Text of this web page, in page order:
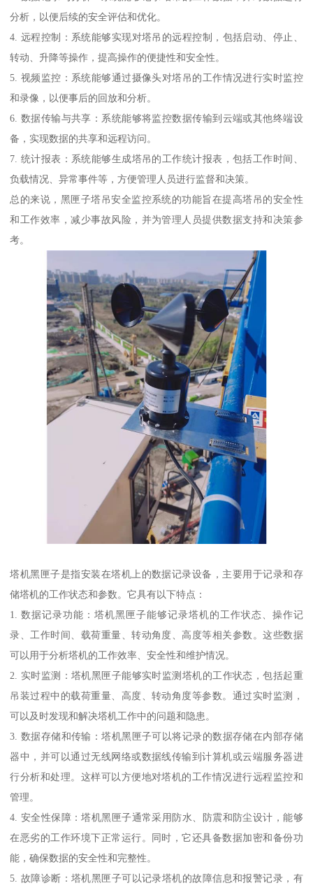
分析，以便后续的安全评估和优化。
4. 远程控制：系统能够实现对塔吊的远程控制，包括启动、停止、
转动、升降等操作，提高操作的便捷性和安全性。
5. 视频监控：系统能够通过摄像头对塔吊的工作情况进行实时监控
和录像，以便事后的回放和分析。
6. 数据传输与共享：系统能够将监控数据传输到云端或其他终端设
备，实现数据的共享和远程访问。
7. 统计报表：系统能够生成塔吊的工作统计报表，包括工作时间、
负载情况、异常事件等，方便管理人员进行监督和决策。
总的来说，黑匣子塔吊安全监控系统的功能旨在提高塔吊的安全性
和工作效率，减少事故风险，并为管理人员提供数据支持和决策参
考。
塔机黑匣子是指安装在塔机上的数据记录设备，主要用于记录和存
储塔机的工作状态和参数。它具有以下特点：
1. 数据记录功能：塔机黑匣子能够记录塔机的工作状态、操作记
录、工作时间、载荷重量、转动角度、高度等相关参数。这些数据
可以用于分析塔机的工作效率、安全性和维护情况。
2. 实时监测：塔机黑匣子能够实时监测塔机的工作状态，包括起重
吊装过程中的载荷重量、高度、转动角度等参数。通过实时监测，
可以及时发现和解决塔机工作中的问题和隐患。
3. 数据存储和传输：塔机黑匣子可以将记录的数据存储在内部存储
器中，并可以通过无线网络或数据线传输到计算机或云端服务器进
行分析和处理。这样可以方便地对塔机的工作情况进行远程监控和
管理。
4. 安全性保障：塔机黑匣子通常采用防水、防震和防尘设计，能够
在恶劣的工作环境下正常运行。同时，它还具备数据加密和备份功
能，确保数据的安全性和完整性。
5. 故障诊断：塔机黑匣子可以记录塔机的故障信息和报警记录，有